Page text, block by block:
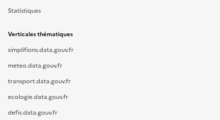
Statistiques
Verticales thématiques
simplifions.data.gouv.fr
meteo.data.gouv.fr
transport.data.gouv.fr
ecologie.data.gouv.fr
defis.data.gouv.fr